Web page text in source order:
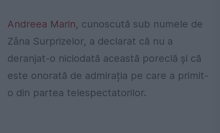
Andreea Marin, cunoscută sub numele de
Zâna Surprizelor, a declarat că nu a
deranjat-o niciodată această poreclă și că
este onorată de admirația pe care a primit-
o din partea telespectatorilor.